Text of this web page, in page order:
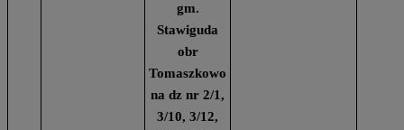
gm.
Stawiguda
obr
Tomaszkowo
na dz nr 2/1,
3/10, 3/12,